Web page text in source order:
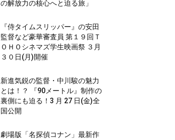
の解放力の核心へと迫る旅」
『侍タイムスリッパー』の安田
監督など豪華審査員 第１９回Ｔ
ＯＨＯシネマズ学生映画祭 ３月
３０日(月)開催
新進気鋭の監督・中川駿の魅力
とは！？ 『90メートル』制作の
裏側にも迫る！3 月 27 日(金)全
国公開
劇場版「名探偵コナン」最新作